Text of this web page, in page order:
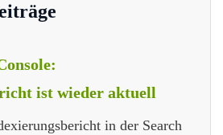
ist wieder aktuell
in der Search